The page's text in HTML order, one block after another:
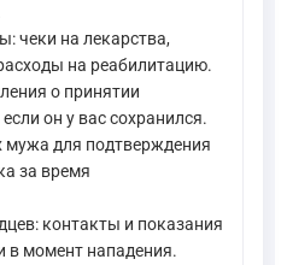
чеки на лекарства,
на реабилитацию.
о принятии
он у вас сохранился.
мужа для подтверждения
за время
контакты и показания
в момент нападения.